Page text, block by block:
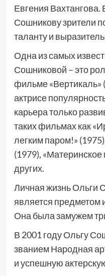
Евгения
Сошникову зрители
таланту и
Одна из самых
Сошниковой – это
фильме «Вертикаль»
актрисе
карьера только
таких фильмах как
легким паром!»
(1979),
других.
Личная жизнь Ольги
является предметом
Она была замужем
В 2001 году Ольгу
званием Народная
и успешную